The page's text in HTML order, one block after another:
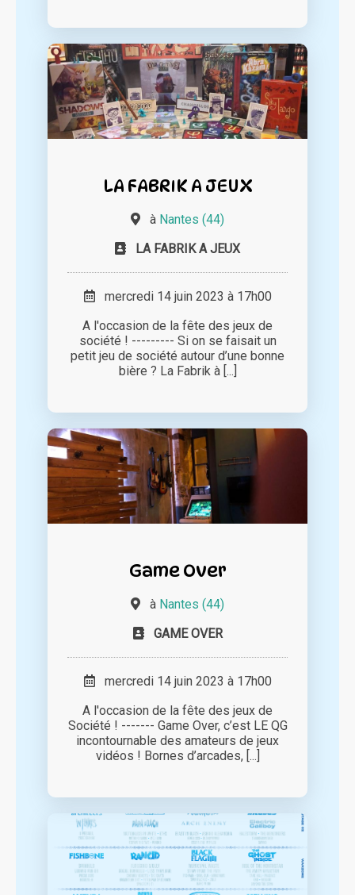
LA FABRIK A JEUX
à Nantes (44)
LA FABRIK A JEUX
mercredi 14 juin 2023 à 17h00
A l'occasion de la fête des jeux de
société ! --------- Si on se faisait un
petit jeu de société autour d’une bonne
bière ? La Fabrik à [...]
Game Over
à Nantes (44)
GAME OVER
mercredi 14 juin 2023 à 17h00
A l'occasion de la fête des jeux de
Société ! ------- Game Over, c’est LE QG
incontournable des amateurs de jeux
vidéos ! Bornes d’arcades, [...]